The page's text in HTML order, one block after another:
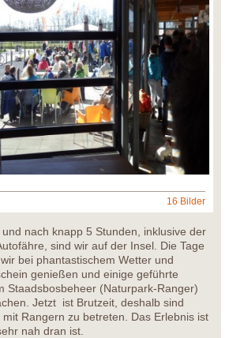
16 Bilder
nach knapp 5 Stunden, inklusive der
sind wir auf der Insel. Die Tage
bei phantastischem Wetter und
genießen und einige geführte
Staadsbosbeheer (Naturpark-Ranger)
Jetzt ist Brutzeit, deshalb sind
Rangern zu betreten. Das Erlebnis ist
nah dran ist.